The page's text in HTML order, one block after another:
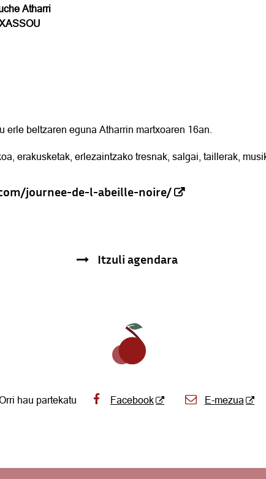
Atharri
beltzaren eguna Atharrin martxoaren 16an.
erakusketak, erlezaintzako tresnak, salgai, taillerak,
journee-de-l-abeille-noire/
Itzuli agendara
hau partekatu Facebook E-mezua